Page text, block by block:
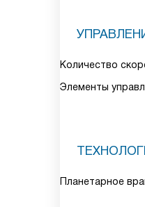
Количество
Элементы
Планетарное